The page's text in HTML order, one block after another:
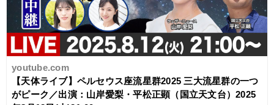
youtube.com
【天体ライブ】ペルセウス座流星群2025 三大流星群の一つ
がピーク／出演：山岸愛梨・平松正顕（国立天文台）2025